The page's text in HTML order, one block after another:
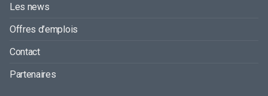
Les news
Offres d’emplois
Contact
Partenaires